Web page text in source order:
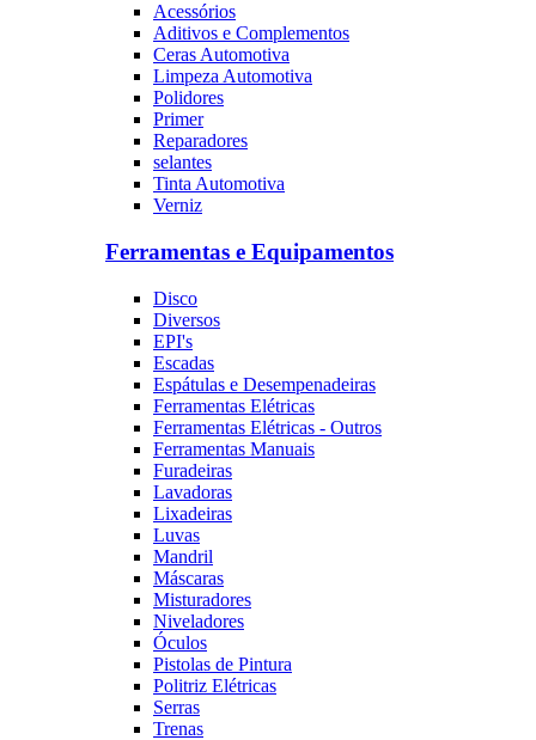
Acessórios
Aditivos e Complementos
Ceras Automotiva
Limpeza Automotiva
Polidores
Primer
Reparadores
selantes
Tinta Automotiva
Verniz
Ferramentas e Equipamentos
Disco
Diversos
EPI's
Escadas
Espátulas e Desempenadeiras
Ferramentas Elétricas
Ferramentas Elétricas - Outros
Ferramentas Manuais
Furadeiras
Lavadoras
Lixadeiras
Luvas
Mandril
Máscaras
Misturadores
Niveladores
Óculos
Pistolas de Pintura
Politriz Elétricas
Serras
Trenas